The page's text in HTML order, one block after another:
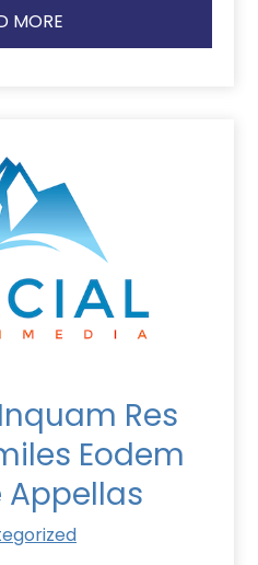
READ MORE
Res
Eodem
Appellas